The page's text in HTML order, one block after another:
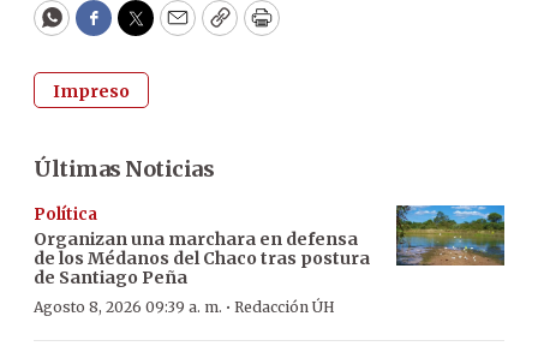
WhatsApp
Facebook
Twitter
EmailCopyPrint
Impreso
Últimas Noticias
Política
Organizan una marchara en defensa
de los Médanos del Chaco tras postura
de Santiago Peña
Agosto 8, 2026 09:39 a. m. · Redacción ÚH